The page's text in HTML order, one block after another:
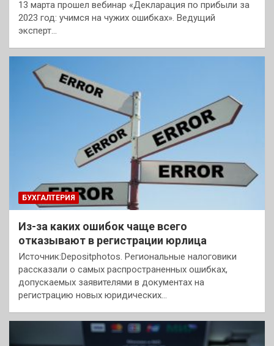
13 марта прошел вебинар «Декларация по прибыли за
2023 год: учимся на чужих ошибках». Ведущий
эксперт…
БУХГАЛТЕРИЯ
Из-за каких ошибок чаще всего
отказывают в регистрации юрлица
Источник:Depositphotos. Региональные налоговики
рассказали о самых распространенных ошибках,
допускаемых заявителями в документах на
регистрацию новых юридических…